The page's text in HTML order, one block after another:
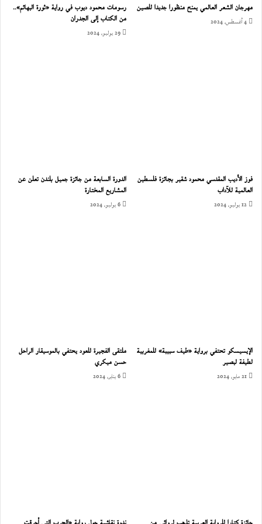
مهرجان الشعر العالمي يمنح منظورا جديدا للصين
4 أغسطس، 2024
رسومات محمود ديوب في رواية «ثورة البهائم»..
من الكتاب إلى الجدران
29 يوليو، 2024
فوز الأديب المقدسي محمود شقير بجائزة فلسطين
العالمية للآداب
12 يوليو، 2024
الدورة السابعة من جائزة جميل بلندن تعلن عن
المشاريع المختارة
6 يوليو، 2024
الإيسيسكو تحتفي برواية «طيف سبيبة» للمغربية
لطيفة لبصير
21 مايو، 2024
ملتقى الفجيرة للعود يحتفي بالموسيقار الراحل
حسن ميكري
6 يناير، 2024